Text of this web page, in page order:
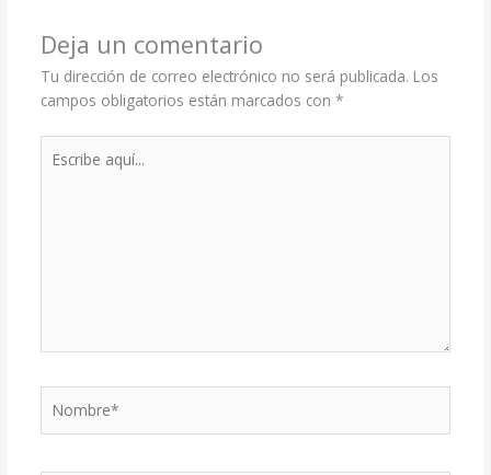
Deja un comentario
Tu dirección de correo electrónico no será publicada. Los
campos obligatorios están marcados con *
aquí...